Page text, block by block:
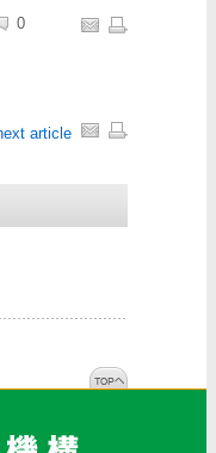
0
article